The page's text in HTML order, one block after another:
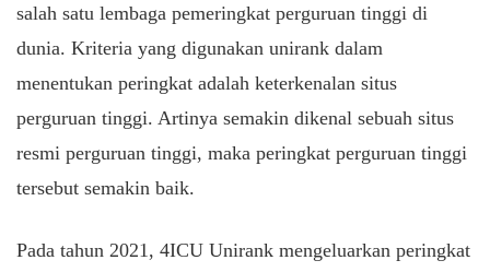
salah satu lembaga pemeringkat perguruan tinggi di
dunia. Kriteria yang digunakan unirank dalam
menentukan peringkat adalah keterkenalan situs
perguruan tinggi. Artinya semakin dikenal sebuah situs
resmi perguruan tinggi, maka peringkat perguruan tinggi
tersebut semakin baik.
Pada tahun 2021, 4ICU Unirank mengeluarkan peringkat